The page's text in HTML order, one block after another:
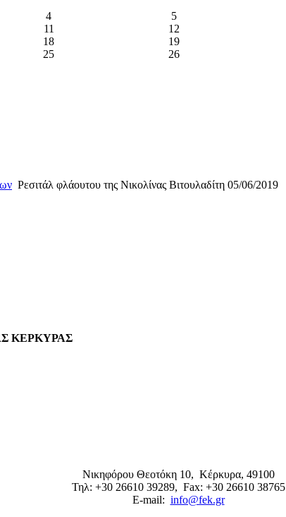
4 5
11 12
18 19
25 26
Ρεσιτάλ φλάουτου της Νικολίνας Βιτουλαδίτη 05/06/2019
ΚΕΡΚΥΡΑΣ
Νικηφόρου Θεοτόκη 10, Κέρκυρα, 49100
Τηλ: +30 26610 39289, Fax: +30 26610 38765
E-mail: info@fek.gr